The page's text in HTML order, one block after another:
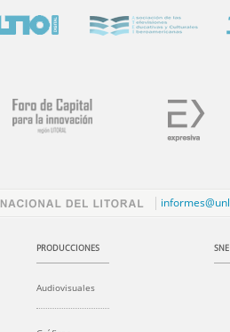
PRODUCCIONES
Audiovisuales
SNE